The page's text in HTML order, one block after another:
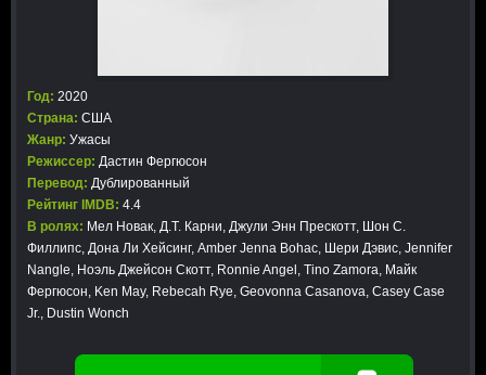
Год: 2020
Страна: США
Жанр: Ужасы
Режиссер: Дастин Фергюсон
Перевод: Дублированный
Рейтинг IMDB: 4.4
В ролях: Мел Новак, Д.Т. Карни, Джули Энн Прескотт, Шон С.
Филлипс, Дона Ли Хейсинг, Amber Jenna Bohac, Шери Дэвис, Jennifer
Nangle, Ноэль Джейсон Скотт, Ronnie Angel, Tino Zamora, Майк
Фергюсон, Ken May, Rebecah Rye, Geovonna Casanova, Casey Case
Jr., Dustin Wonch